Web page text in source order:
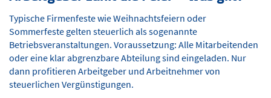
Typische Firmenfeste wie Weihnachtsfeiern oder
Sommerfeste gelten steuerlich als sogenannte
Betriebsveranstaltungen. Voraussetzung: Alle Mitarbeitenden
oder eine klar abgrenzbare Abteilung sind eingeladen. Nur
dann profitieren Arbeitgeber und Arbeitnehmer von
steuerlichen Vergünstigungen.